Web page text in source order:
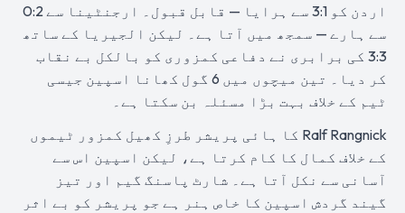
اردن کو 3:1 سے ہرایا — قابل قبول۔ ارجنٹینا سے 0:2
سے ہارے — سمجھ میں آتا ہے۔ لیکن الجیریا کے ساتھ
3:3 کی برابری نے دفاعی کمزوری کو بالکل بے نقاب
کر دیا۔ تین میچوں میں 6 گول کھانا اسپین جیسی
ٹیم کے خلاف بہت بڑا مسئلہ بن سکتا ہے۔
Ralf Rangnick کا ہائی پریشر طرزِ کھیل کمزور ٹیموں
کے خلاف کمال کا کام کرتا ہے، لیکن اسپین اس سے
آسانی سے نکل آتا ہے۔ شارٹ پاسنگ گیم اور تیز
گیند گردش اسپین کا خاص ہنر ہے جو پریشر کو بے اثر